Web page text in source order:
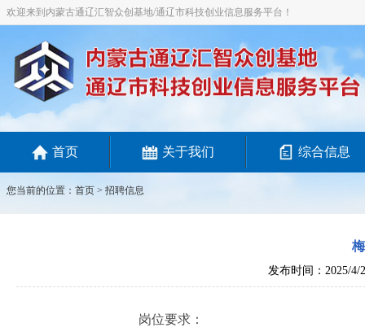
欢迎来到内蒙古通辽汇智众创基地/通辽市科技创业信息服务平台！
首页 关于我们 综合信息
您当前的位置： 首页 > 招聘信息
发布时间：2025/
岗位要求：